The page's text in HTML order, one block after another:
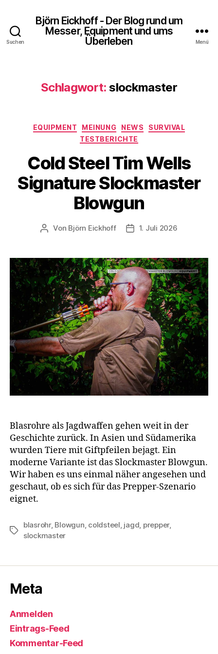
Suchen
Björn Eickhoff - Der Blog rund um
Messer, Equipment und ums
Überleben
Menü
Schlagwort: slockmaster
Kategorien
EQUIPMENT MEINUNG NEWS
SURVIVAL
TESTBERICHTE
Cold Steel Tim Wells
Signature Slockmaster
Blowgun
Beitragsautor
Von Björn Eickhoff Veröffentlichungsdatum
1. Juli 2026
Blasrohre als Jagdwaffen gehen weit in der
Geschichte zurück. In Asien und Südamerika
wurden Tiere mit Giftpfeilen bejagt. Ein
moderne Variante ist das Slockmaster Blowgun.
Wir haben es uns einmal näher angesehen und
geschaut, ob es sich für das Prepper-Szenario
eignet.
Schlagwörter
blasrohr, Blowgun, coldsteel, jagd, prepper,
slockmaster
Meta
Anmelden
Eintrags-Feed
Kommentar-Feed